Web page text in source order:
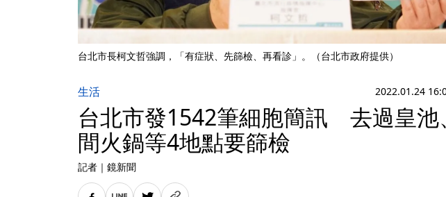
台北市長柯文哲強調，「有症狀、先篩檢、再看診」。（台北市政府提供）
生活 2022.01.24
台北市發1542筆細胞簡訊 去過皇池
間火鍋等4地點要篩檢
記者 ｜ 鏡新聞